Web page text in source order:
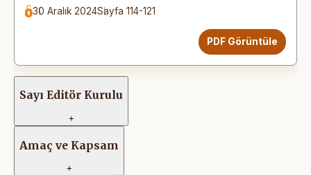
30 Aralık 2024Sayfa 114-121
PDF Görüntüle
Sayı Editör Kurulu
+
Amaç ve Kapsam
+